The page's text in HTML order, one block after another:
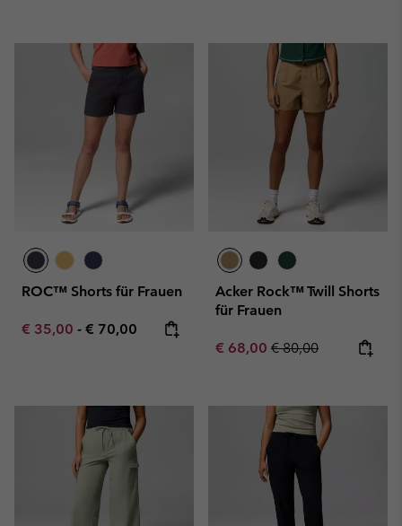
ROC™ Shorts für Frauen
Minimum sale price:
€ 35,00 - Maximum price:
€ 70,00
Acker Rock™ Twill Shorts
für Frauen
Sale price:
€ 68,00 Regular price:
€ 80,00